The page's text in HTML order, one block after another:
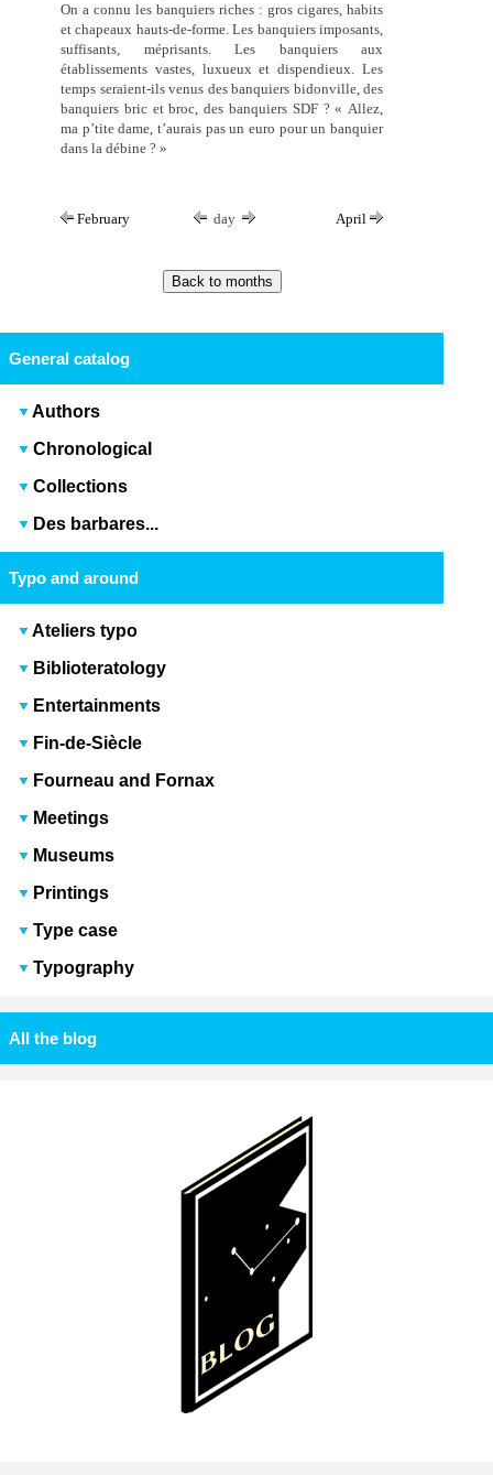
On a connu les banquiers riches : gros cigares, habits
et chapeaux hauts-de-forme. Les banquiers imposants,
suffisants, méprisants. Les banquiers aux
établissements vastes, luxueux et dispendieux. Les
temps seraient-ils venus des banquiers bidonville, des
banquiers bric et broc, des banquiers SDF ? « Allez,
ma p’tite dame, t’aurais pas un euro pour un banquier
dans la débine ? »
February day April
General catalog
Authors
Chronological
Collections
Des barbares...
Typo and around
Ateliers typo
Biblioteratology
Entertainments
Fin-de-Siècle
Fourneau and Fornax
Meetings
Museums
Printings
Type case
Typography
All the blog